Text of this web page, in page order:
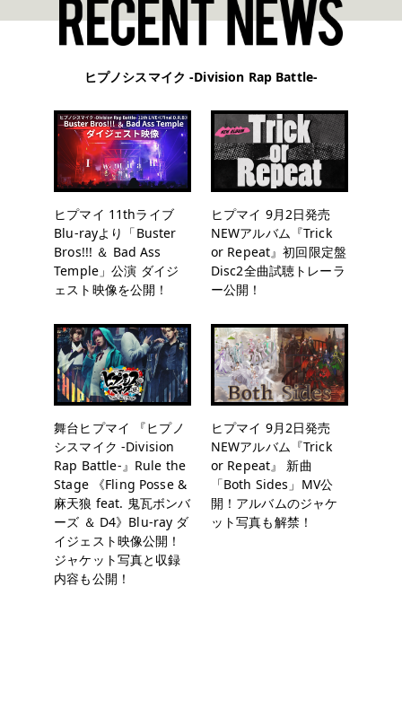
ヒプノシスマイク -Division Rap Battle-
ヒプマイ 11thライブ
Blu-rayより「Buster
Bros!!! ＆ Bad Ass
Temple」公演 ダイジ
ェスト映像を公開！
ヒプマイ 9月2日発売
NEWアルバム『Trick
or Repeat』初回限定盤
Disc2全曲試聴トレーラ
ー公開！
舞台ヒプマイ 『ヒプノ
シスマイク -Division
Rap Battle-』Rule the
Stage 《Fling Posse &
麻天狼 feat. 鬼瓦ボンバ
ーズ ＆ D4》Blu-ray ダ
イジェスト映像公開！
ジャケット写真と収録
内容も公開！
ヒプマイ 9月2日発売
NEWアルバム『Trick
or Repeat』 新曲
「Both Sides」MV公
開！アルバムのジャケ
ット写真も解禁！